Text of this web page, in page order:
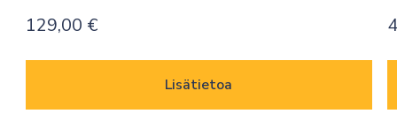
129,00 €
Lisätietoa